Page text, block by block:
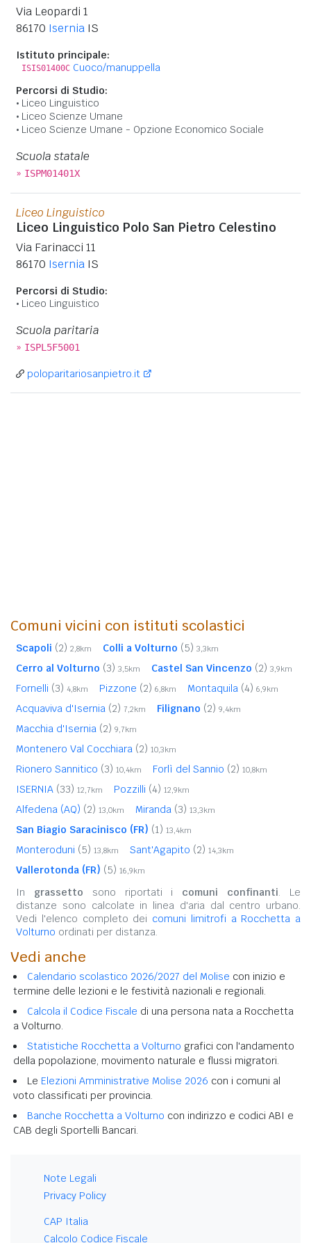
Via Leopardi 1
86170 Isernia IS
Istituto principale:
ISIS01400C Cuoco/manuppella
Percorsi di Studio:
Liceo Linguistico
Liceo Scienze Umane
Liceo Scienze Umane - Opzione Economico Sociale
Scuola statale
» ISPM01401X
Liceo Linguistico
Liceo Linguistico Polo San Pietro Celestino
Via Farinacci 11
86170 Isernia IS
Percorsi di Studio:
Liceo Linguistico
Scuola paritaria
» ISPL5F5001
poloparitariosanpietro.it
Comuni vicini con istituti scolastici
Scapoli (2) 2,8km Colli a Volturno (5) 3,3km
Cerro al Volturno (3) 3,5km Castel San Vincenzo (2) 3,9km
Fornelli (3) 4,8km Pizzone (2) 6,8km Montaquila (4) 6,9km
Acquaviva d'Isernia (2) 7,2km Filignano (2) 9,4km
Macchia d'Isernia (2) 9,7km
Montenero Val Cocchiara (2) 10,3km
Rionero Sannitico (3) 10,4km Forlì del Sannio (2) 10,8km
ISERNIA (33) 12,7km Pozzilli (4) 12,9km
Alfedena (AQ) (2) 13,0km Miranda (3) 13,3km
San Biagio Saracinisco (FR) (1) 13,4km
Monteroduni (5) 13,8km Sant'Agapito (2) 14,3km
Vallerotonda (FR) (5) 16,9km
In grassetto sono riportati i comuni confinanti. Le
distanze sono calcolate in linea d'aria dal centro urbano.
Vedi l'elenco completo dei comuni limitrofi a Rocchetta a
Volturno ordinati per distanza.
Vedi anche
Calendario scolastico 2026/2027 del Molise con inizio e
termine delle lezioni e le festività nazionali e regionali.
Calcola il Codice Fiscale di una persona nata a Rocchetta
a Volturno.
Statistiche Rocchetta a Volturno grafici con l'andamento
della popolazione, movimento naturale e flussi migratori.
Le Elezioni Amministrative Molise 2026 con i comuni al
voto classificati per provincia.
Banche Rocchetta a Volturno con indirizzo e codici ABI e
CAB degli Sportelli Bancari.
Note Legali
Privacy Policy
CAP Italia
Calcolo Codice Fiscale